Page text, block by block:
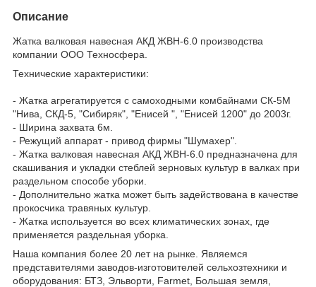
Описание
Жатка валковая навесная АКД ЖВН-6.0 производства
компании ООО Техносфера.
Технические характеристики:
- Жатка агрегатируется с самоходными комбайнами СК-5М
"Нива, СКД-5, "Сибиряк", "Енисей ", "Енисей 1200" до 2003г.
- Ширина захвата 6м.
- Режущий аппарат - привод фирмы "Шумахер".
- Жатка валковая навесная АКД ЖВН-6.0 предназначена для
скашивания и укладки стеблей зерновых культур в валках при
раздельном способе уборки.
- Дополнительно жатка может быть задействована в качестве
прокосчика травяных культур.
- Жатка используется во всех климатических зонах, где
применяется раздельная уборка.
Наша компания более 20 лет на рынке. Являемся
представителями заводов-изготовителей сельхозтехники и
оборудования: БТЗ, Эльворти, Farmet, Большая земля,